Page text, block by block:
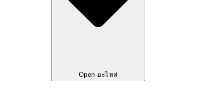
Open อะไหล่